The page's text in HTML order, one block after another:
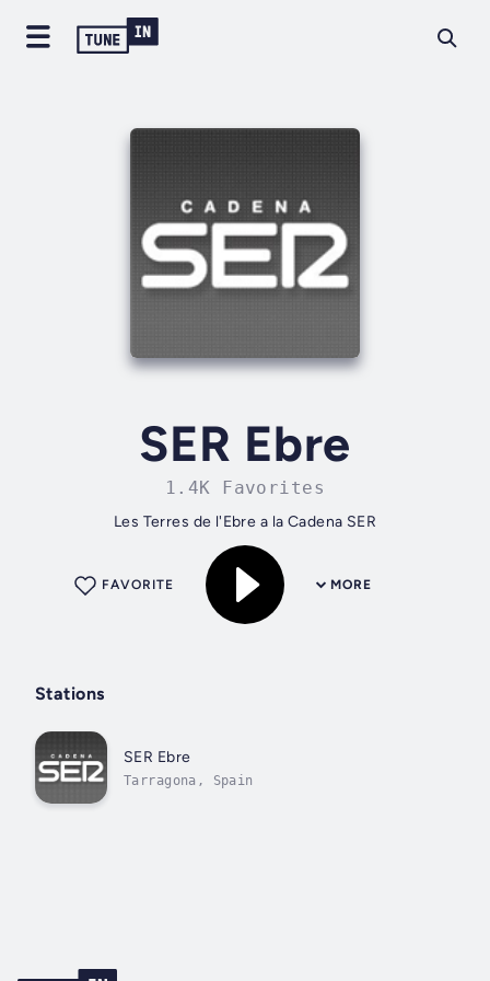
SER Ebre
1.4K Favorites
Les Terres de l'Ebre a la Cadena SER
MORE
FAVORITE
Stations
SER Ebre
Tarragona, Spain